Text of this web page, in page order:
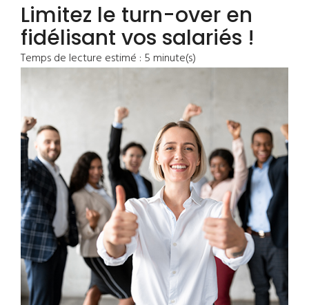
Limitez le turn-over en
fidélisant vos salariés !
Temps de lecture estimé : 5 minute(s)